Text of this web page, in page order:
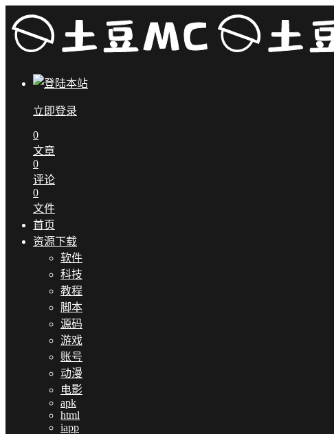
立即登录
0
文章
0
评论
0
文件
首页
资源下载
软件
科技
教程
脚本
源码
游戏
账号
动漫
电影
apk
html
iapp